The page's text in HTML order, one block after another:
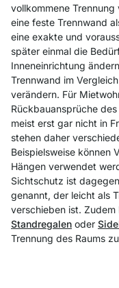
vollkommene
eine feste Trennwand
eine exakte und
später einmal die
Inneneinrichtung
Trennwand im
verändern. Für
Rückbauansprüche
meist erst gar nicht in
stehen daher
Beispielsweise können
Hängen verwendet
Sichtschutz ist
genannt, der leicht als
verschieben ist.
Standregalen oder
Trennung des Raums